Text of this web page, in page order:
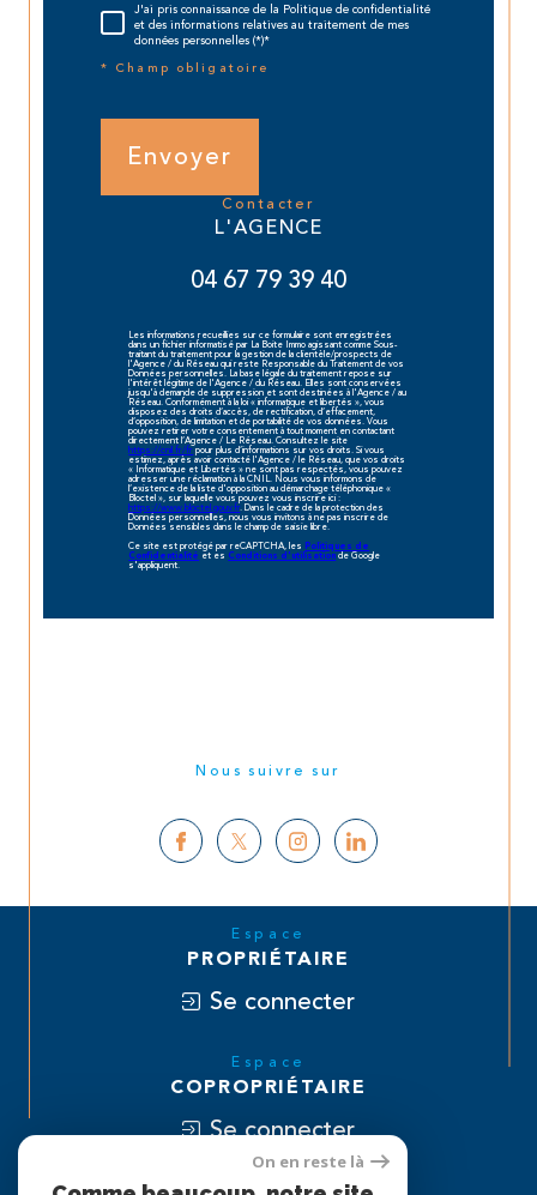
J'ai pris connaissance de la Politique de confidentialité
et des informations relatives au traitement de mes
données personnelles (*)*
* Champ obligatoire
Envoyer
contacter
L'AGENCE
04 67 79 39 40
Les informations recueillies sur ce formulaire sont enregistrées
dans un fichier informatisé par La Boite Immo agissant comme Sous-
traitant du traitement pour la gestion de la clientèle/prospects de
l'Agence / du Réseau qui reste Responsable du Traitement de vos
Données personnelles. La base légale du traitement repose sur
l'intérêt légitime de l'Agence / du Réseau. Elles sont conservées
jusqu'à demande de suppression et sont destinées à l'Agence / au
Réseau. Conformément à la loi « informatique et libertés », vous
disposez des droits d’accès, de rectification, d’effacement,
d’opposition, de limitation et de portabilité de vos données. Vous
pouvez retirer votre consentement à tout moment en contactant
directement l’Agence / Le Réseau. Consultez le site
https://cnil.fr/frpour plus d’informations sur vos droits. Si vous
estimez, après avoir contacté l'Agence / le Réseau, que vos droits
« Informatique et Libertés » ne sont pas respectés, vous pouvez
adresser une réclamation à la CNIL. Nous vous informons de
l’existence de la liste d'opposition au démarchage téléphonique «
Bloctel », sur laquelle vous pouvez vous inscrire ici :
https://www.bloctel.gouv.fr. Dans le cadre de la protection des
Données personnelles, nous vous invitons à ne pas inscrire de
Données sensibles dans le champ de saisie libre.
Ce site est protégé par reCAPTCHA, les Politiques de
Confidentialité et es Conditions d'utilisationde Google
s'appliquent.
Nous suivre sur
Espace
PROPRIÉTAIRE
Se connecter
Espace
COPROPRIÉTAIRE
Se connecter
On en reste là